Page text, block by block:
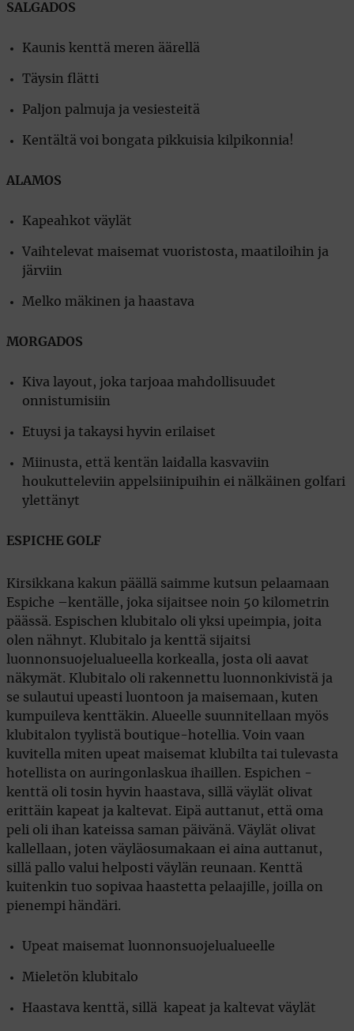
SALGADOS
Kaunis kenttä meren äärellä
Täysin flätti
Paljon palmuja ja vesiesteitä
Kentältä voi bongata pikkuisia kilpikonnia!
ALAMOS
Kapeahkot väylät
Vaihtelevat maisemat vuoristosta, maatiloihin ja
järviin
Melko mäkinen ja haastava
MORGADOS
Kiva layout, joka tarjoaa mahdollisuudet
onnistumisiin
Etuysi ja takaysi hyvin erilaiset
Miinusta, että kentän laidalla kasvaviin
houkutteleviin appelsiinipuihin ei nälkäinen golfari
ylettänyt
ESPICHE GOLF
Kirsikkana kakun päällä saimme kutsun pelaamaan
Espiche –kentälle, joka sijaitsee noin 50 kilometrin
päässä. Espischen klubitalo oli yksi upeimpia, joita
olen nähnyt. Klubitalo ja kenttä sijaitsi
luonnonsuojelualueella korkealla, josta oli aavat
näkymät. Klubitalo oli rakennettu luonnonkivistä ja
se sulautui upeasti luontoon ja maisemaan, kuten
kumpuileva kenttäkin. Alueelle suunnitellaan myös
klubitalon tyylistä boutique-hotellia. Voin vaan
kuvitella miten upeat maisemat klubilta tai tulevasta
hotellista on auringonlaskua ihaillen. Espichen -
kenttä oli tosin hyvin haastava, sillä väylät olivat
erittäin kapeat ja kaltevat. Eipä auttanut, että oma
peli oli ihan kateissa saman päivänä. Väylät olivat
kallellaan, joten väyläosumakaan ei aina auttanut,
sillä pallo valui helposti väylän reunaan. Kenttä
kuitenkin tuo sopivaa haastetta pelaajille, joilla on
pienempi händäri.
Upeat maisemat luonnonsuojelualueelle
Mieletön klubitalo
Haastava kenttä, sillä kapeat ja kaltevat väylät